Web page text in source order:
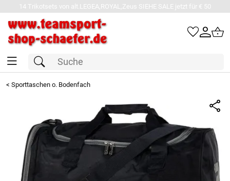
14 Trikotsets von alt.LEGEA,ROYAL,Zeus SIEHE SALE jetzt für € 50
< Sporttaschen o. Bodenfach